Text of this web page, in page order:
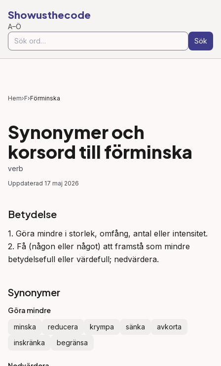
Showusthecode
A–Ö
Sök
Hem›F›Förminska
Synonymer och
korsord till förminska
verb
Uppdaterad 17 maj 2026
Betydelse
1. Göra mindre i storlek, omfång, antal eller intensitet.
2. Få (någon eller något) att framstå som mindre
betydelsefull eller värdefull; nedvärdera.
Synonymer
Göra mindre
minska reducera krympa sänka
avkorta
inskränka
begränsa